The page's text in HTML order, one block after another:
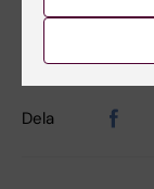
Uppdaterad av:
Dela